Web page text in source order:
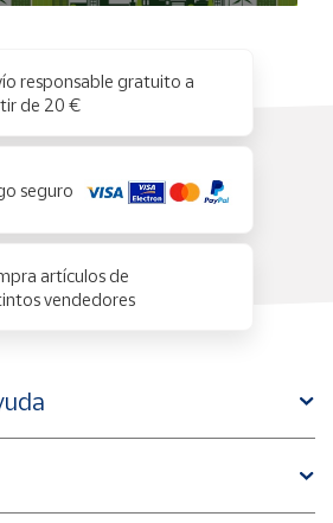
responsable gratuito a
de 20 €
seguro
artículos de
vendedores